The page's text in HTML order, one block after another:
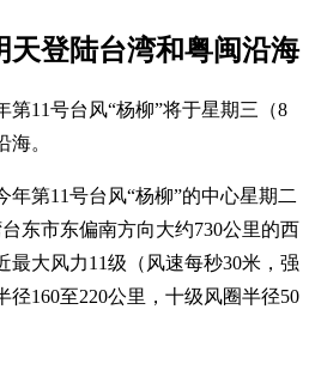
天登陆台湾和粤闽沿海
11号台风“杨柳”将于星期三（8
海。
第11号台风“杨柳”的中心星期二
台东市东偏南方向大约730公里的西
最大风力11级（风速每秒30米，强
160至220公里，十级风圈半径50